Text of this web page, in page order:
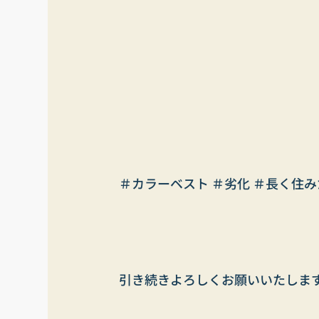
＃カラーベスト ＃劣化 ＃長く住
引き続きよろしくお願いいたします